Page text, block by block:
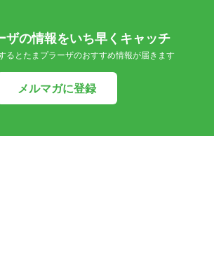
ザの情報をいち早くキャッチ
るとたまプラーザのおすすめ情報が届きます
メルマガに登録